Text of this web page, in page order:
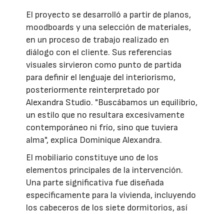
El proyecto se desarrolló a partir de planos,
moodboards y una selección de materiales,
en un proceso de trabajo realizado en
diálogo con el cliente. Sus referencias
visuales sirvieron como punto de partida
para definir el lenguaje del interiorismo,
posteriormente reinterpretado por
Alexandra Studio. "Buscábamos un equilibrio,
un estilo que no resultara excesivamente
contemporáneo ni frío, sino que tuviera
alma", explica Dominique Alexandra.
El mobiliario constituye uno de los
elementos principales de la intervención.
Una parte significativa fue diseñada
específicamente para la vivienda, incluyendo
los cabeceros de los siete dormitorios, así